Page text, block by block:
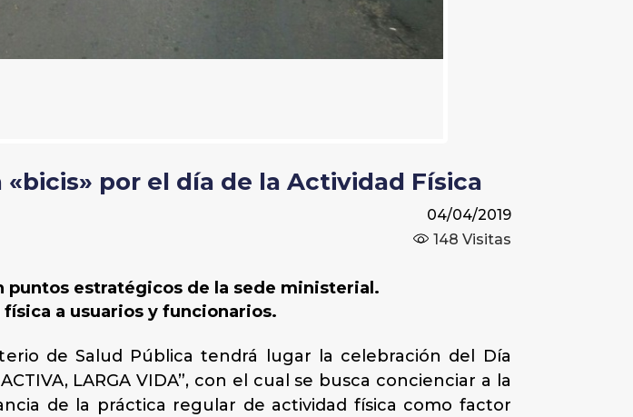
por el día de la Actividad Física
04/04/2019
148 Visitas
puntos estratégicos de la sede ministerial.
a usuarios y funcionarios.
de Salud Pública tendrá lugar la celebración del Día
LARGA VIDA”, con el cual se busca concienciar a la
de la práctica regular de actividad física como factor